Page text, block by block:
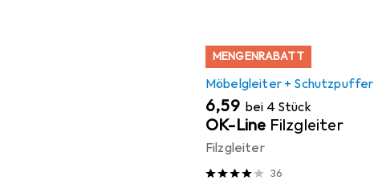
MENGENRABATT
Möbelgleiter + Schutzpuffer
EUR
6,59 bei 4 Stück
OK-Line Filzgleiter
Filzgleiter
36